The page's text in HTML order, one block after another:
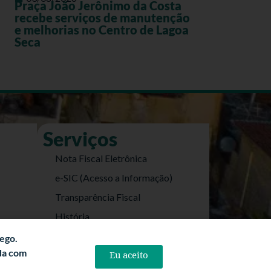
Praça João Jerônimo da Costa
recebe serviços de manutenção
e melhorias no Centro de Lagoa
Seca
Serviços
Nota Fiscal Eletrônica
e-SIC (Acesso a Informação)
Transparência Fiscal
História
Politica de Privacidade
com
Eu aceito